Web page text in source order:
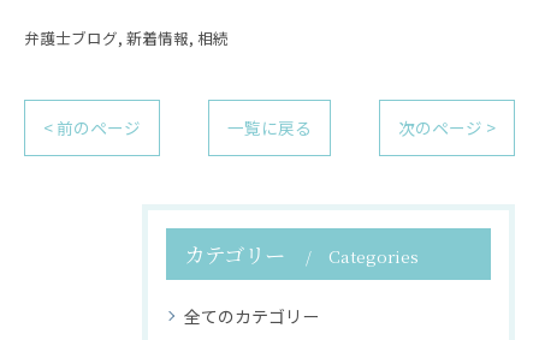
弁護士ブログ 新着情報 相続
< 前のページ 一覧に戻る 次のページ >
カテゴリー Categories
全てのカテゴリー